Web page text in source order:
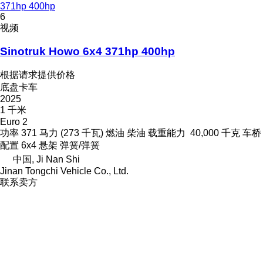
371hp 400hp
6
视频
Sinotruk Howo 6x4 371hp 400hp
根据请求提供价格
底盘卡车
2025
1 千米
Euro 2
功率 371 马力 (273 千瓦) 燃油 柴油 载重能力 40,000 千克 车桥
配置 6x4 悬架 弹簧/弹簧
中国, Ji Nan Shi
Jinan Tongchi Vehicle Co., Ltd.
联系卖方